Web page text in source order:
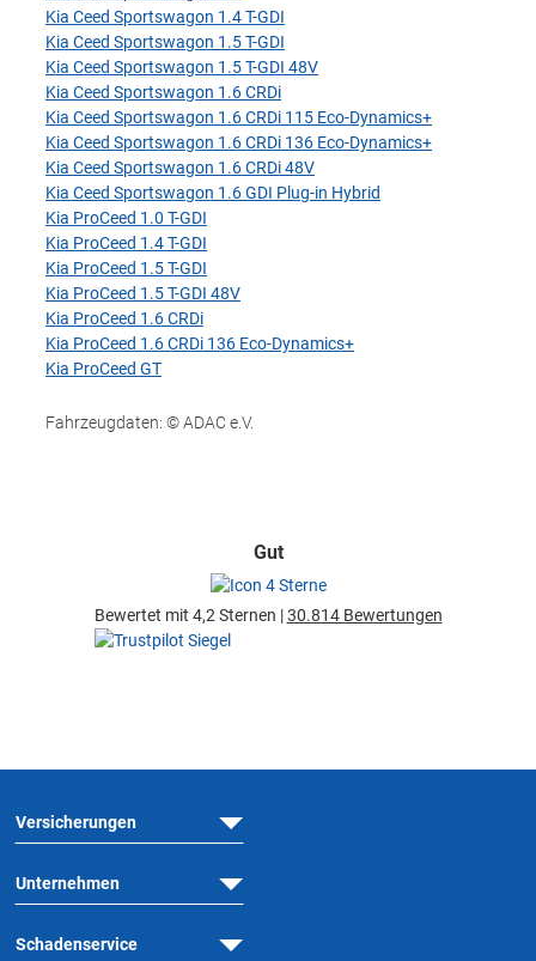
Kia Ceed Sportswagon 1.4 T-GDI
Kia Ceed Sportswagon 1.5 T-GDI
Kia Ceed Sportswagon 1.5 T-GDI 48V
Kia Ceed Sportswagon 1.6 CRDi
Kia Ceed Sportswagon 1.6 CRDi 115 Eco-Dynamics+
Kia Ceed Sportswagon 1.6 CRDi 136 Eco-Dynamics+
Kia Ceed Sportswagon 1.6 CRDi 48V
Kia Ceed Sportswagon 1.6 GDI Plug-in Hybrid
Kia ProCeed 1.0 T-GDI
Kia ProCeed 1.4 T-GDI
Kia ProCeed 1.5 T-GDI
Kia ProCeed 1.5 T-GDI 48V
Kia ProCeed 1.6 CRDi
Kia ProCeed 1.6 CRDi 136 Eco-Dynamics+
Kia ProCeed GT
Fahrzeugdaten: © ADAC e.V.
Gut
Bewertet mit 4,2 Sternen |30.814 Bewertungen
Versicherungen
Unternehmen
Schadenservice